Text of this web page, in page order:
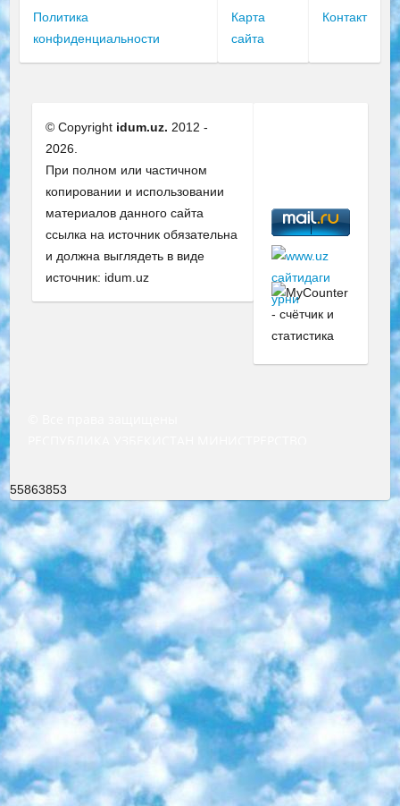
Политика
конфиденциальности
Карта
сайта
Контакт
© Copyright idum.uz. 2012 -
2026.
При полном или частичном
копировании и использовании
материалов данного сайта
ссылка на источник обязательна
и должна выглядеть в виде
источник: idum.uz
55863853